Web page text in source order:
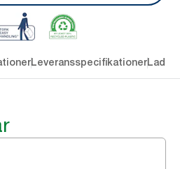
LeveransspecifikationerLadda